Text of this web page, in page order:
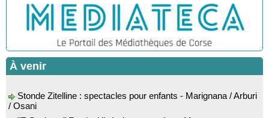
Animation : "Petits lecteurs" - Médiathèque - Pitretu è
Bicchisgià
Veillée de contes à la forêt enchantée "U Mondu ditu
mignuleddu" par la Caravane de Conteurs - Currà
Spectacle musical : "Viaghju in Corsica cù Regina & Bruno",
hommage au duo mythique de la chanson corse interprété par
Marie-Elsa Picciocchi (chant), Marc’Antò Belgodere (chant et
Lecture musicale : "Frida par les mots" proposée par la
compagnie "Si Osa", Lecture de Marine Lalanne accompagnée
À venir
/ Osani